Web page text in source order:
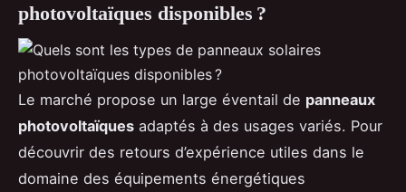
photovoltaïques disponibles ?
Le marché propose un large éventail de panneaux
photovoltaïques adaptés à des usages variés. Pour
découvrir des retours d’expérience utiles dans le
domaine des équipements énergétiques